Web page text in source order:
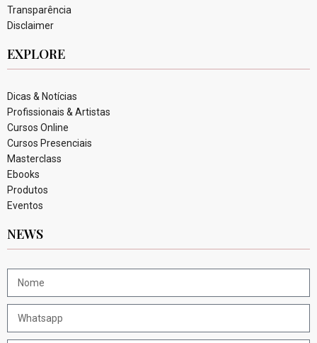
Transparência
Disclaimer
EXPLORE
Dicas & Notícias
Profissionais & Artistas
Cursos Online
Cursos Presenciais
Masterclass
Ebooks
Produtos
Eventos
NEWS